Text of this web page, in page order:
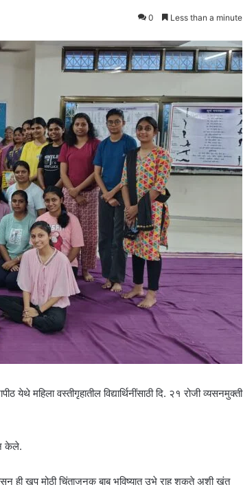
0 Less than a minute
येथे महिला वस्तीगृहातील विद्यार्थिनींसाठी दि. २१ रोजी व्यसनमुक्ती
केले.
ही खूप मोठी चिंताजनक बाब भविष्यात उभे राहू शकते अशी खंत